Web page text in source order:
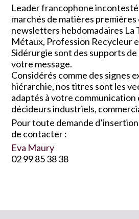
Leader francophone incontesté
marchés de matières
newsletters hebdomadaires La
Métaux, Profession Recycleur
Sidérurgie sont des supports
votre message.
Considérés comme des signes
hiérarchie, nos titres sont les
adaptés à votre communication
décideurs industriels,
Pour toute demande
de contacter :
Eva Maury
02 99 85 38 38